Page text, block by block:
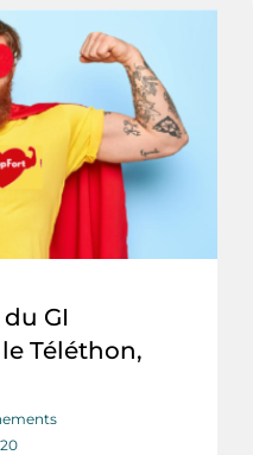
GI
Téléthon,